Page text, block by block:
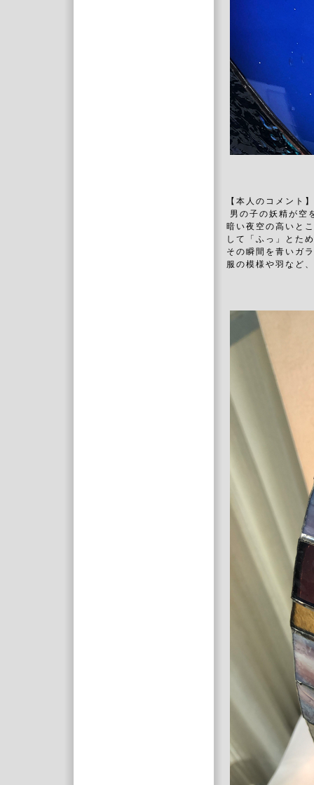
【本人のコメント】
男の子の妖精が空
暗い夜空の高いと
して「ふっ」とた
その瞬間を青いガ
服の模様や羽など